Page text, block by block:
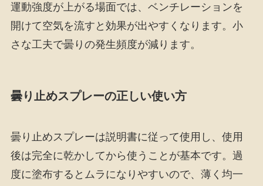
運動強度が上がる場面では、ベンチレーションを
開けて空気を流すと効果が出やすくなります。小
さな工夫で曇りの発生頻度が減ります。
曇り止めスプレーの正しい使い方
曇り止めスプレーは説明書に従って使用し、使用
後は完全に乾かしてから使うことが基本です。過
度に塗布するとムラになりやすいので、薄く均一